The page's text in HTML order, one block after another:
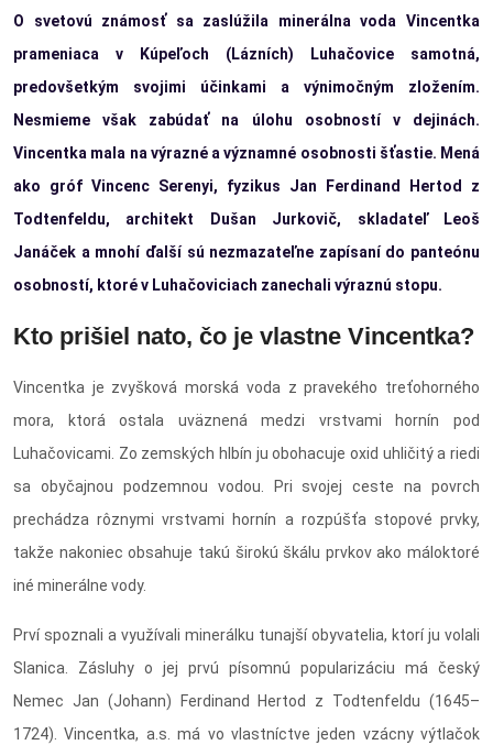
O svetovú známosť sa zaslúžila minerálna voda Vincentka
prameniaca v Kúpeľoch (Lázních) Luhačovice samotná,
predovšetkým svojimi účinkami a výnimočným zložením.
Nesmieme však zabúdať na úlohu osobností v dejinách.
Vincentka mala na výrazné a významné osobnosti šťastie. Mená
ako gróf Vincenc Serenyi, fyzikus Jan Ferdinand Hertod z
Todtenfeldu, architekt Dušan Jurkovič, skladateľ Leoš
Janáček a mnohí ďalší sú nezmazateľne zapísaní do panteónu
osobností, ktoré v Luhačoviciach zanechali výraznú stopu.
Kto prišiel nato, čo je vlastne Vincentka?
Vincentka je zvyšková morská voda z pravekého treťohorného
mora, ktorá ostala uväznená medzi vrstvami hornín pod
Luhačovicami. Zo zemských hlbín ju obohacuje oxid uhličitý a riedi
sa obyčajnou podzemnou vodou. Pri svojej ceste na povrch
prechádza rôznymi vrstvami hornín a rozpúšťa stopové prvky,
takže nakoniec obsahuje takú širokú škálu prvkov ako máloktoré
iné minerálne vody.
Prví spoznali a využívali minerálku tunajší obyvatelia, ktorí ju volali
Slanica. Zásluhy o jej prvú písomnú popularizáciu má český
Nemec Jan (Johann) Ferdinand Hertod z Todtenfeldu (1645–
1724). Vincentka, a.s. má vo vlastníctve jeden vzácny výtlačok